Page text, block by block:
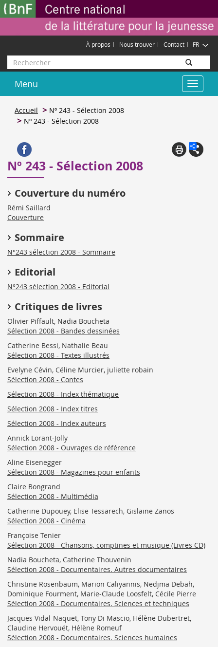
Aller
au
principal
FR
À propos Nous trouver Contact
Rechercher
Toggle
Menu
Accueil
Nº 243 - Sélection 2008
Nº 243 - Sélection 2008
Nº 243 - Sélection 2008
Couverture du numéro
Rémi Saillard
Couverture
Sommaire
N°243 sélection 2008 - Sommaire
Editorial
N°243 sélection 2008 - Editorial
Critiques de livres
Olivier Piffault, Nadia Boucheta
Sélection 2008 - Bandes dessinées
Catherine Bessi, Nathalie Beau
Sélection 2008 - Textes illustrés
Evelyne Cévin, Céline Murcier, juliette robain
Sélection 2008 - Contes
Sélection 2008 - Index thématique
Sélection 2008 - Index titres
Sélection 2008 - Index auteurs
Annick Lorant-Jolly
Sélection 2008 - Ouvrages de référence
Aline Eisenegger
Sélection 2008 - Magazines pour enfants
Claire Bongrand
Sélection 2008 - Multimédia
Catherine Dupouey, Elise Tessarech, Gislaine Zanos
Sélection 2008 - Cinéma
Françoise Tenier
Sélection 2008 - Chansons, comptines et musique (Livres CD)
Nadia Boucheta, Catherine Thouvenin
Sélection 2008 - Documentaires. Autres documentaires
Christine Rosenbaum, Marion Caliyannis, Nedjma Debah,
Dominique Fourment, Marie-Claude Loosfelt, Cécile Pierre
Sélection 2008 - Documentaires. Sciences et techniques
Jacques Vidal-Naquet, Tony Di Mascio, Hélène Dubertret,
Claudine Hervouët, Hélène Romeuf
Sélection 2008 - Documentaires. Sciences humaines
Gestion des cookies